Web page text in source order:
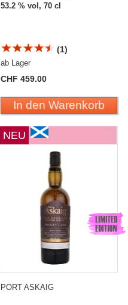
53.2 % vol, 70 cl
(1)
ab Lager
CHF 459.00
In den Warenkorb
NEU
PORT ASKAIG